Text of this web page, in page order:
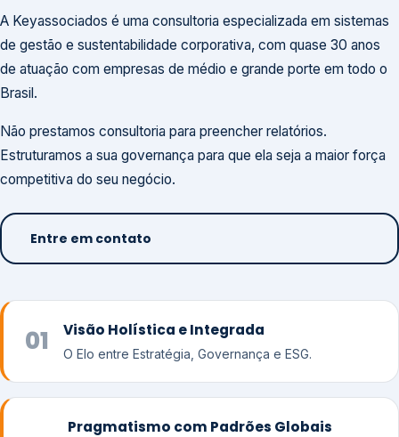
A Keyassociados é uma consultoria especializada em sistemas
de gestão e sustentabilidade corporativa, com quase 30 anos
de atuação com empresas de médio e grande porte em todo o
Brasil.
Não prestamos consultoria para preencher relatórios.
Estruturamos a sua governança para que ela seja a maior força
competitiva do seu negócio.
Entre em contato
01 Visão Holística e Integrada
O Elo entre Estratégia, Governança e ESG.
Pragmatismo com Padrões Globais